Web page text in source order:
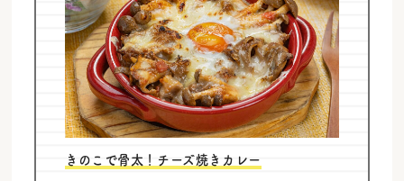
きのこで骨太！チーズ焼きカレー